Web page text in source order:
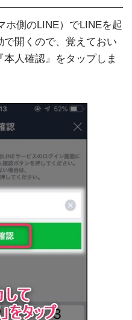
ホ側のLINE）でLINEを起
開くので、覚えておい
人確認』をタップしま